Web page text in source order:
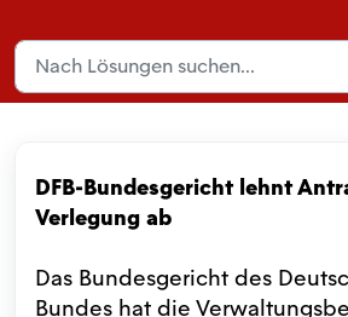
DFB-Bundesgericht lehnt
Verlegung ab
Das Bundesgericht des
Bundes hat die